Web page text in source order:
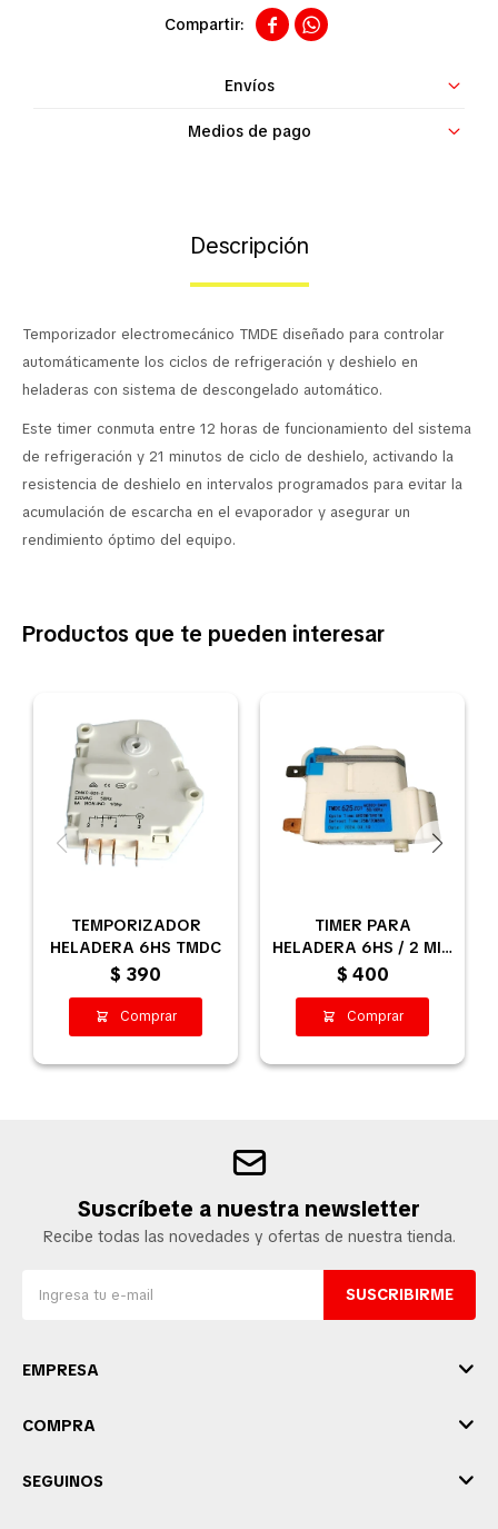
 
Envíos
Medios de pago
Descripción
Temporizador electromecánico TMDE diseñado para controlar
automáticamente los ciclos de refrigeración y deshielo en
heladeras con sistema de descongelado automático.
Este timer conmuta entre 12 horas de funcionamiento del sistema
de refrigeración y 21 minutos de ciclo de deshielo, activando la
resistencia de deshielo en intervalos programados para evitar la
acumulación de escarcha en el evaporador y asegurar un
rendimiento óptimo del equipo.
Productos que te pueden interesar
TEMPORIZADOR
HELADERA 6HS TMDC
$ 390
TIMER PARA
HELADERA 6HS / 2 MIN
TMDE
$ 400
Suscríbete a nuestra newsletter
Recibe todas las novedades y ofertas de nuestra tienda.
SUSCRIBIRME
EMPRESA
COMPRA
SEGUINOS